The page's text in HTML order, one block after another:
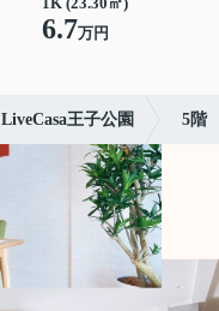
6.7万円
LiveCasa王子公園 5階